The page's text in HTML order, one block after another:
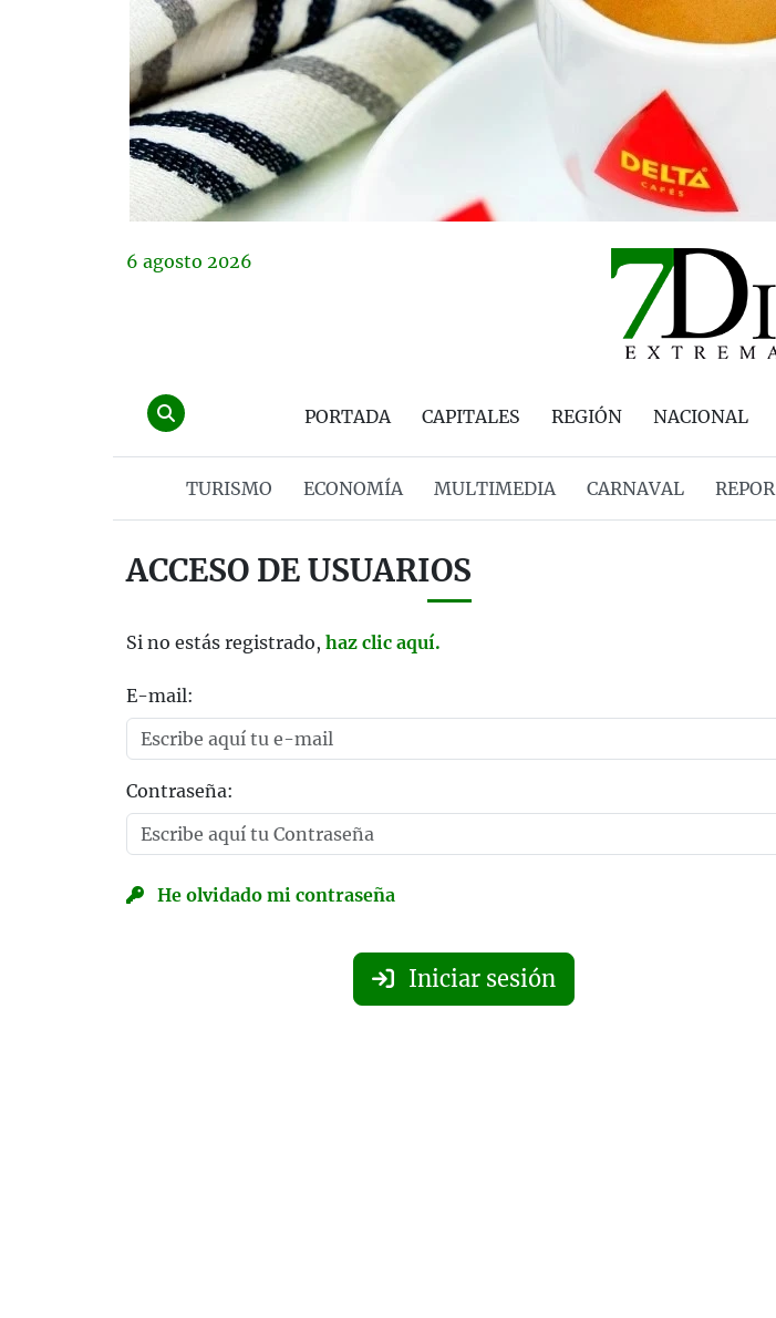
6 agosto 2026
PORTADA CAPITALES REGIÓN NACIONAL
TURISMO ECONOMÍA MULTIMEDIA CARNAVAL REPOR
ACCESO DE USUARIOS
Si no estás registrado, haz clic aquí.
E-mail:
Contraseña:
He olvidado mi contraseña
Iniciar sesión